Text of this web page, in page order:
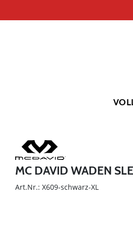
MC DAVID WADEN
Art.Nr.: X609-schwarz-XL